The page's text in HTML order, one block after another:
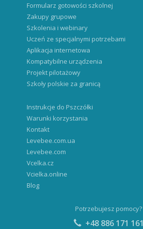
Formularz gotowości szkolnej
Zakupy grupowe
Szkolenia i webinary
Uczeń ze specjalnymi potrzebami
Aplikacja internetowa
Kompatybilne urządzenia
Projekt pilotażowy
Szkoły polskie za granicą
Instrukcje do Pszczółki
Warunki korzystania
Kontakt
Levebee.com.ua
Levebee.com
Vcelka.cz
Vcielka.online
Blog
Potrzebujesz pomocy?
+48 886 171 161